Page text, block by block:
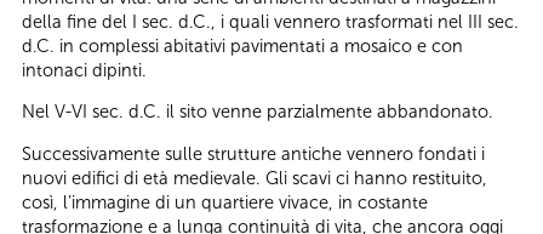
della fine del I sec. d.C., i quali vennero trasformati nel III sec.
d.C. in complessi abitativi pavimentati a mosaico e con
intonaci dipinti.
Nel V-VI sec. d.C. il sito venne parzialmente abbandonato.
Successivamente sulle strutture antiche vennero fondati i
nuovi edifici di età medievale. Gli scavi ci hanno restituito,
così, l’immagine di un quartiere vivace, in costante
trasformazione e a lunga continuità di vita, che ancora oggi